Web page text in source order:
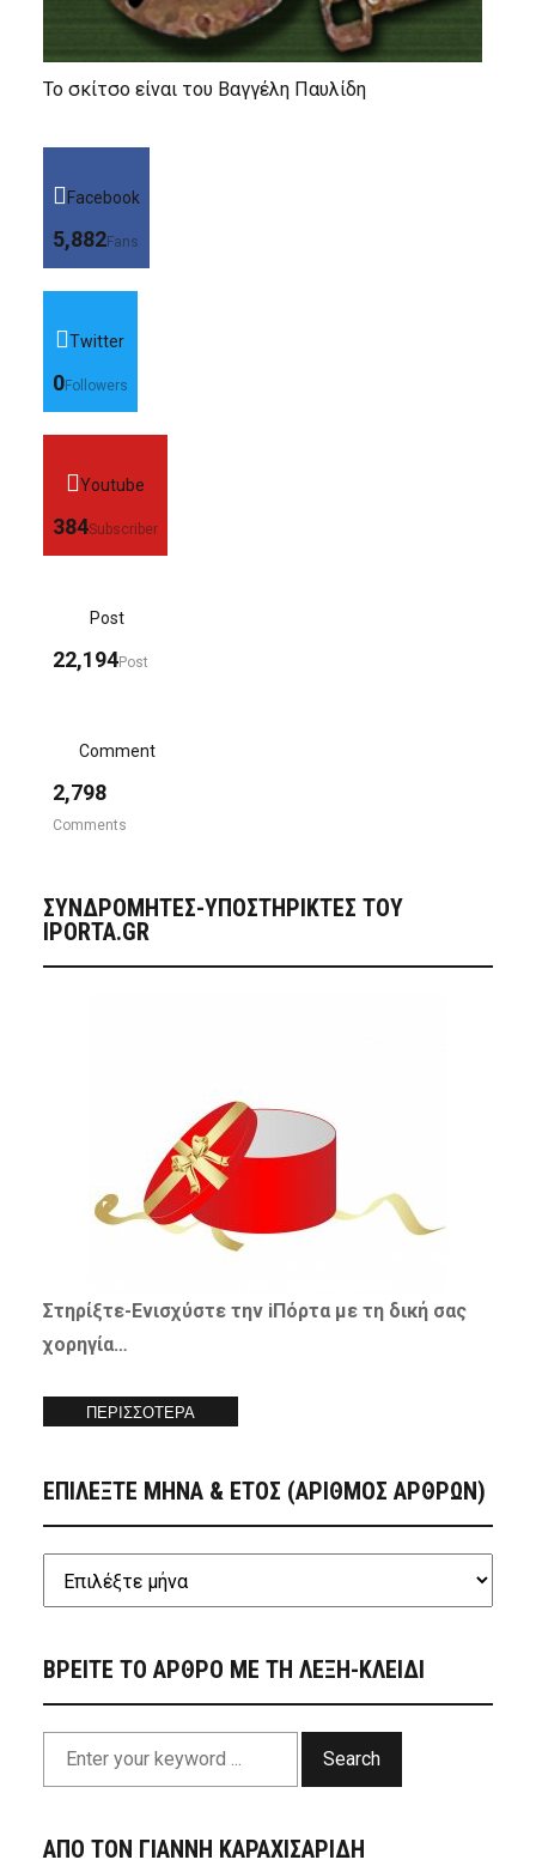
Το σκίτσο είναι του Βαγγέλη Παυλίδη
Facebook
5,882Fans
Twitter
0Followers
Youtube
384Subscriber
Post
22,194Post
Comment
2,798
Comments
ΣΥΝΔΡΟΜΗΤΈΣ-ΥΠΟΣΤΗΡΙΚΤΈΣ ΤΟΥ
IPORTA.GR
Στηρίξτε-Ενισχύστετην iΠόρτα με τη δική σας
χορηγία…
ΠΕΡΙΣΣΟΤΕΡΑ
ΕΠΙΛΕΞΤΕ ΜΗΝΑ & ΕΤΟΣ (ΑΡΙΘΜΟΣ ΑΡΘΡΩΝ)
ΒΡΕΙΤΕ ΤΟ ΑΡΘΡΟ ΜΕ ΤΗ ΛΕΞΗ-ΚΛΕΙΔΙ
Search
ΑΠΟ ΤΟΝ ΓΙΑΝΝΗ ΚΑΡΑΧΙΣΑΡΙΔΗ